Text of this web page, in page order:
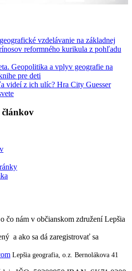
vzdelávanie na základnej
reformného kurikula z pohľadu
Geopolitika a vplyv geografie na
pre deti
videí z ich ulíc? Hra City Guesser
článkov
čo nám v občianskom združení Lepšia
a ako sa dá zaregistrovať sa
Lepšia geografia, o.z. Bernolákova 41